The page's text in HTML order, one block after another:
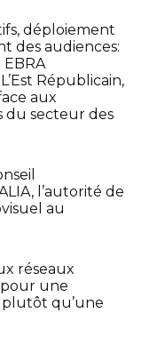
déploiement
des audiences:
Républicain,
aux
du secteur des
l’autorité de
au
réseaux
pour une
qu’une